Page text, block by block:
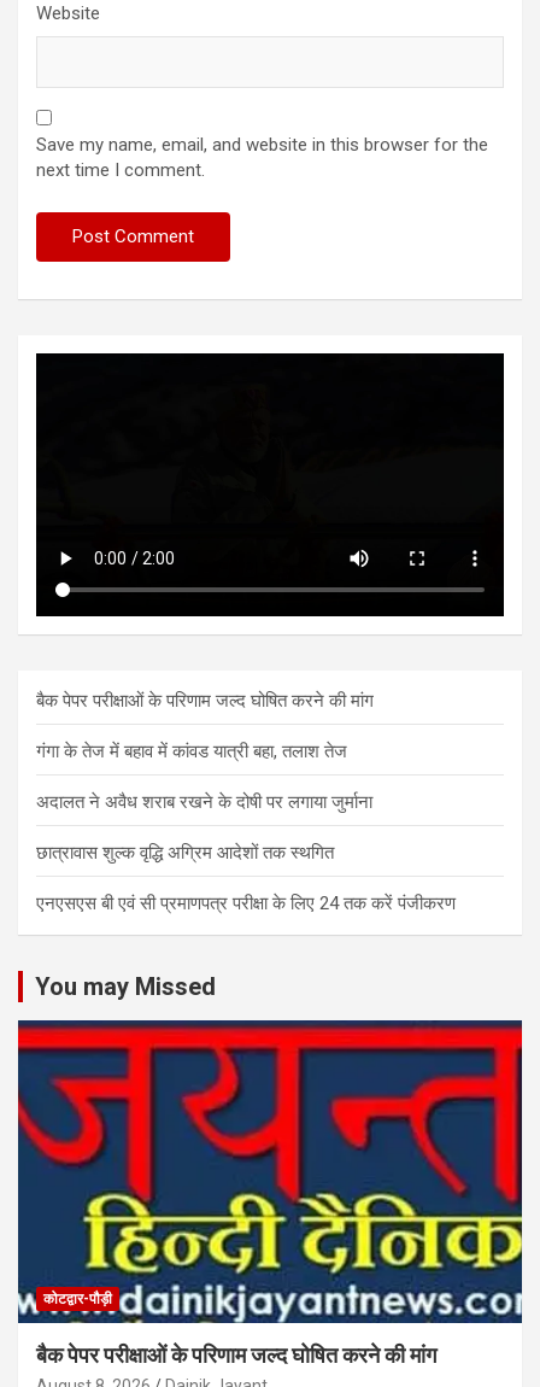
Website
Save my name, email, and website in this browser for the
next time I comment.
बैक पेपर परीक्षाओं के परिणाम जल्द घोषित करने की मांग
गंगा के तेज में बहाव में कांवड यात्री बहा, तलाश तेज
अदालत ने अवैध शराब रखने के दोषी पर लगाया जुर्माना
छात्रावास शुल्क वृद्धि अग्रिम आदेशों तक स्थगित
एनएसएस बी एवं सी प्रमाणपत्र परीक्षा के लिए 24 तक करें पंजीकरण
You may Missed
कोटद्वार-पौड़ी
बैक पेपर परीक्षाओं के परिणाम जल्द घोषित करने की मांग